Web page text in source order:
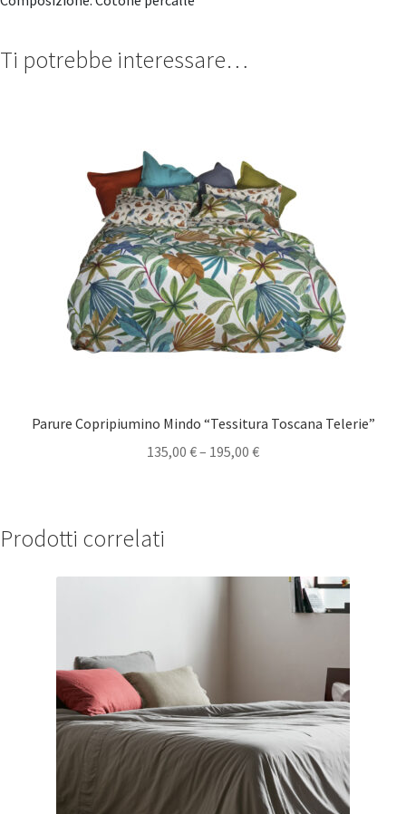
Ti potrebbe interessare…
Parure Copripiumino Mindo “Tessitura Toscana Telerie”
135,00 €– 195,00 €
Prodotti correlati